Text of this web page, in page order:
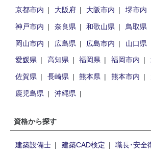
京都市内
大阪府 大阪市内 堺市内
神戸市内
奈良県 和歌山県 鳥取県
岡山市内
広島県 広島市内 山口県
愛媛県
高知県 福岡県 福岡市内
佐賀県
長崎県 熊本県 熊本市内
鹿児島県
沖縄県
資格から探す
建築設備士 建築CAD検定
職長･安全